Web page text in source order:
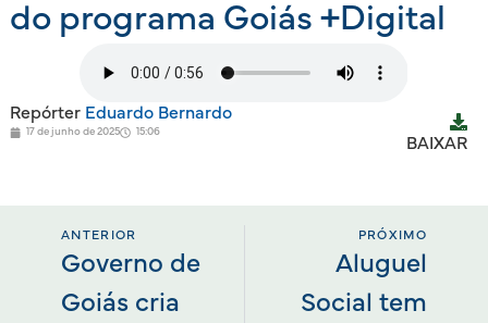
do programa Goiás +Digital
RepórterEduardo Bernardo
17 de junho de 2025 15:06
BAIXAR
ANTERIOR
Governo de
Goiás cria
PRÓXIMO
Aluguel
Social tem